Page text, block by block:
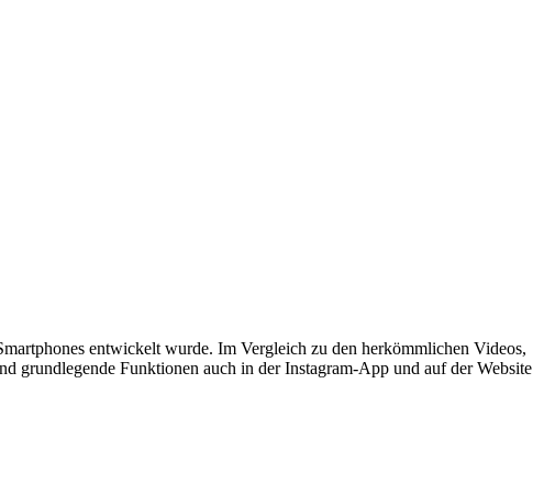
entwickelt wurde. Im Vergleich zu den herkömmlichen Videos,
grundlegende Funktionen auch in der Instagram-App und auf der Website